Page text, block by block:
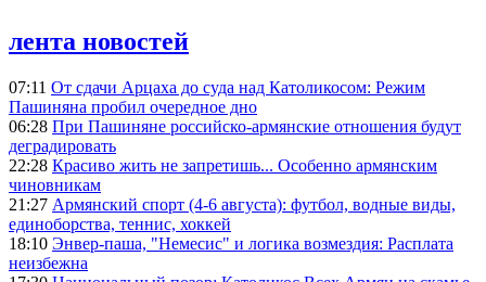
лента новостей
07:11 От сдачи Арцаха до суда над Католикосом: Режим
Пашиняна пробил очередное дно
06:28 При Пашиняне российско-армянские отношения будут
деградировать
22:28 Красиво жить не запретишь... Особенно армянским
чиновникам
21:27 Армянский спорт (4-6 августа): футбол, водные виды,
единоборства, теннис, хоккей
18:10 Энвер-паша, "Немесис" и логика возмездия: Расплата
неизбежна